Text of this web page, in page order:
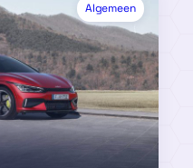
Algemeen